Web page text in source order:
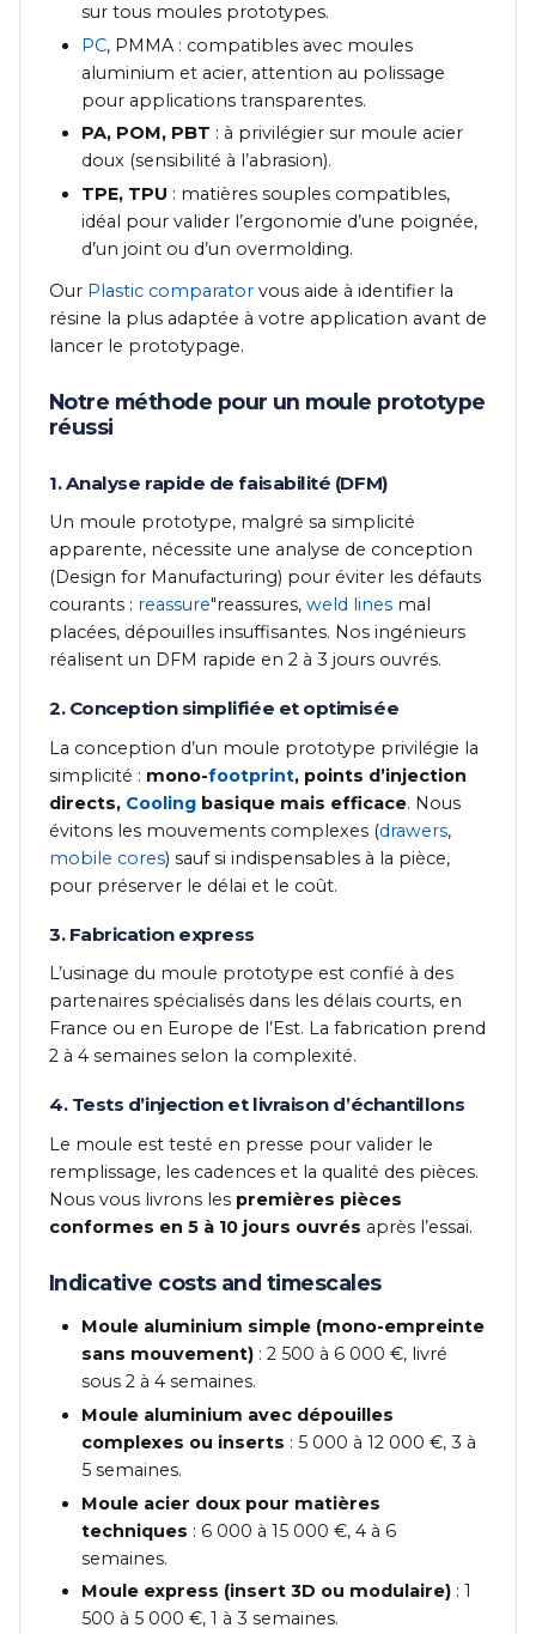
sur tous moules prototypes.
PC, PMMA : compatibles avec moules
aluminium et acier, attention au polissage
pour applications transparentes.
PA, POM, PBT : à privilégier sur moule acier
doux (sensibilité à l’abrasion).
TPE, TPU : matières souples compatibles,
idéal pour valider l’ergonomie d’une poignée,
d’un joint ou d’un overmolding.
Our Plastic comparator vous aide à identifier la
résine la plus adaptée à votre application avant de
lancer le prototypage.
Notre méthode pour un moule prototype
réussi
1. Analyse rapide de faisabilité (DFM)
Un moule prototype, malgré sa simplicité
apparente, nécessite une analyse de conception
(Design for Manufacturing) pour éviter les défauts
courants : reassure"reassures, weld lines mal
placées, dépouilles insuffisantes. Nos ingénieurs
réalisent un DFM rapide en 2 à 3 jours ouvrés.
2. Conception simplifiée et optimisée
La conception d’un moule prototype privilégie la
simplicité : mono-footprint, points d’injection
directs, Cooling basique mais efficace. Nous
évitons les mouvements complexes (drawers,
mobile cores) sauf si indispensables à la pièce,
pour préserver le délai et le coût.
3. Fabrication express
L’usinage du moule prototype est confié à des
partenaires spécialisés dans les délais courts, en
France ou en Europe de l’Est. La fabrication prend
2 à 4 semaines selon la complexité.
4. Tests d’injection et livraison d’échantillons
Le moule est testé en presse pour valider le
remplissage, les cadences et la qualité des pièces.
Nous vous livrons les premières pièces
conformes en 5 à 10 jours ouvrés après l’essai.
Indicative costs and timescales
Moule aluminium simple (mono-empreinte
sans mouvement) : 2 500 à 6 000 €, livré
sous 2 à 4 semaines.
Moule aluminium avec dépouilles
complexes ou inserts : 5 000 à 12 000 €, 3 à
5 semaines.
Moule acier doux pour matières
techniques : 6 000 à 15 000 €, 4 à 6
semaines.
Moule express (insert 3D ou modulaire) : 1
500 à 5 000 €, 1 à 3 semaines.